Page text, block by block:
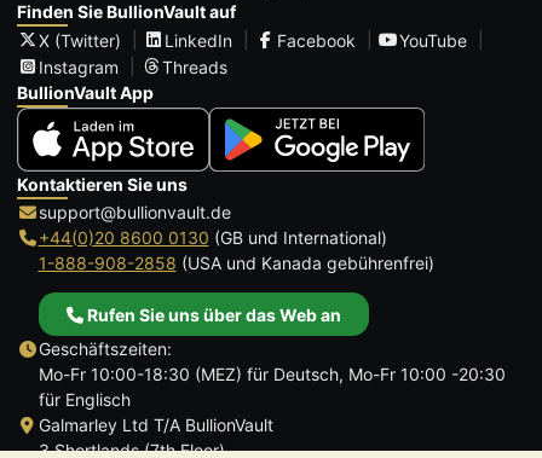
Finden Sie BullionVault auf
X (Twitter)
LinkedIn Facebook
YouTube
Instagram
Threads
BullionVault App
Kontaktieren Sie uns
support@bullionvault.de
+44(0)20 8600 0130 (GB und International)
1-888-908-2858 (USA und Kanada gebührenfrei)
Rufen Sie uns über das Web an
Geschäftszeiten:
Mo-Fr 10:00-18:30 (MEZ) für Deutsch, Mo-Fr 10:00 -20:30
für Englisch
Galmarley Ltd T/A BullionVault
3 Shortlands (7th Floor)